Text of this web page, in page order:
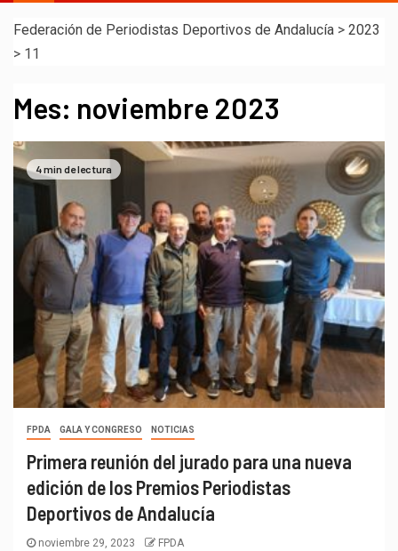
Federación de Periodistas Deportivos de Andalucía > 2023
> 11
Mes: noviembre 2023
4 min de lectura
FPDA GALA Y CONGRESO NOTICIAS
Primera reunión del jurado para una nueva
edición de los Premios Periodistas
Deportivos de Andalucía
noviembre 29, 2023 FPDA